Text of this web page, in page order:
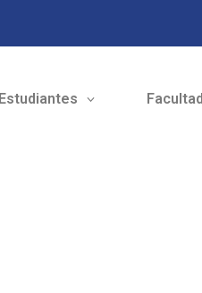
Estudiantes Facultad